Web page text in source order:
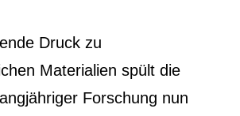
Druck zu
Materialien spült die
Forschung nun